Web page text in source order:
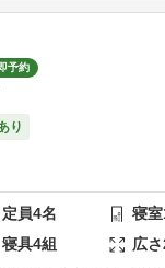
予約
り
定員4名 寝室
寝具4組 広さ